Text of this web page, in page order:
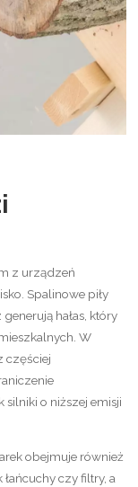
z urządzeń
Spalinowe piły
hałas, który
W
częściej
silniki o niższej emisji
obejmuje również
czy filtry, a